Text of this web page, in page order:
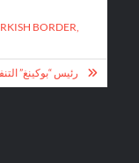
BORDER,
رئيس “بوكينغ”